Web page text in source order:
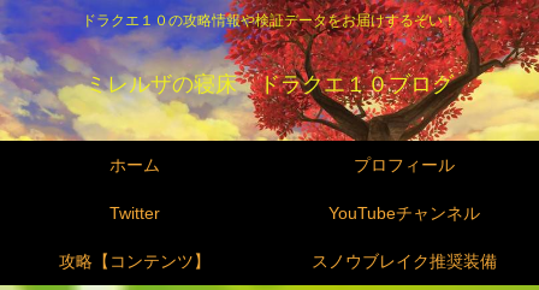
ドラクエ１０の攻略情報や検証データをお届けするぞい！
ミレルザの寝床 ドラクエ１０ブログ
ホーム プロフィール
Twitter YouTubeチャンネル
攻略【コンテンツ】 スノウブレイク推奨装備